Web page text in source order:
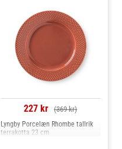
227 kr (369 kr)
Lyngby Porcelæn Rhombe tallrik
terrakotta 23 cm